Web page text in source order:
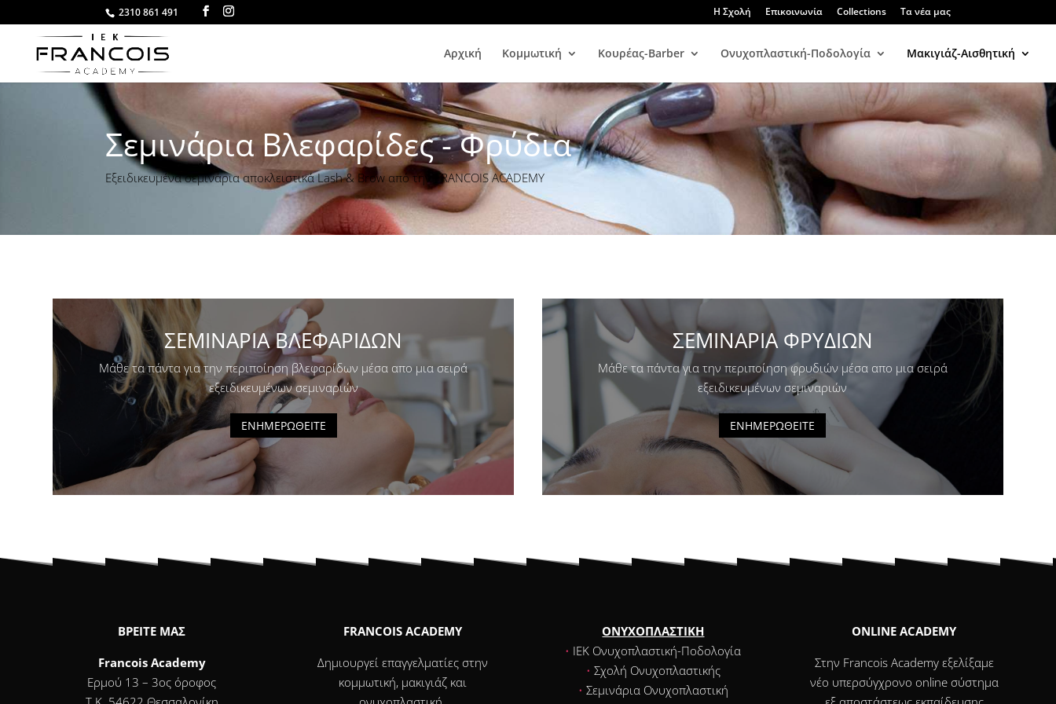
2310 861 491 Η Σχολή Επικοινωνία Collections Τα νέα μας
Αρχική Κομμωτική Κουρέας-Barber Ονυχοπλαστική-Ποδολογία Μακιγιάζ-Αισθητική
Σεμινάρια Βλεφαρίδες - Φρύδια
Εξειδικευμένα σεμινάρια αποκλειστικά Lash & Brow από την FRANCOIS ACADEMY
ΣΕΜΙΝΑΡΙΑ ΒΛΕΦΑΡΙΔΩΝ
Μάθε τα πάντα για την περιποίηση βλεφαρίδων μέσα απο μια σειρά
εξειδικευμένων σεμιναριών
ΕΝΗΜΕΡΩΘΕΙΤΕ
ΣΕΜΙΝΑΡΙΑ ΦΡΥΔΙΩΝ
Μάθε τα πάντα για την περιποίηση φρυδιών μέσα απο μια σειρά
εξειδικευμένων σεμιναριών
ΕΝΗΜΕΡΩΘΕΙΤΕ
ΒΡΕΙΤΕ ΜΑΣ
Francois Academy
Ερμού 13 – 3ος όροφος
FRANCOIS ACADEMY
Δημιουργεί επαγγελματίες στην
κομμωτική, μακιγιάζ και
ΟΝΥΧΟΠΛΑΣΤΙΚΗ
• ΙΕΚ Ονυχοπλαστική-Ποδολογία
• Σχολή Ονυχοπλαστικής
• Σεμινάρια Ονυχοπλαστική
ONLINE ACADEMY
Στην Francois Academy εξελίξαμε
νέο υπερσύγχρονο online σύστημα